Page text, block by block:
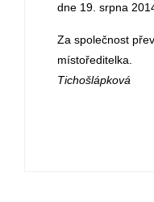
dne 19. srpna
Za společnost
Tichošlápková